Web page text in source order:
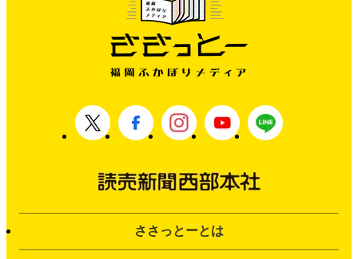
ささっとーとは